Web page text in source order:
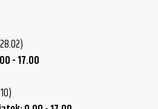
- 17.00